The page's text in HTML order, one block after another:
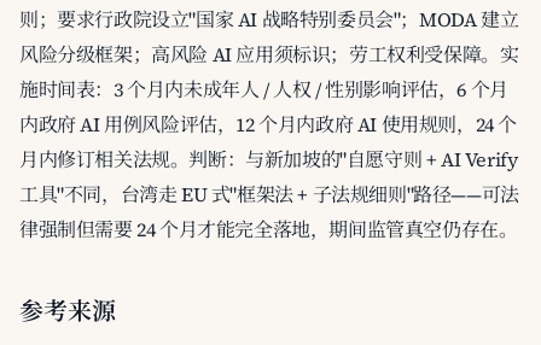
则；要求行政院设立"国家 AI 战略特别委员会"；MODA 建立
风险分级框架；高风险 AI 应用须标识；劳工权利受保障。实
施时间表：3 个月内未成年人 / 人权 / 性别影响评估，6 个月
内政府 AI 用例风险评估，12 个月内政府 AI 使用规则，24 个
月内修订相关法规。判断：与新加坡的"自愿守则 + AI Verify
工具"不同，台湾走 EU 式"框架法 + 子法规细则"路径——可法
律强制但需要 24 个月才能完全落地，期间监管真空仍存在。
参考来源